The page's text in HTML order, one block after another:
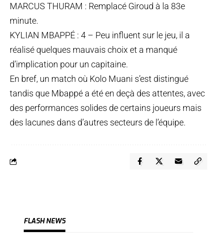
MARCUS THURAM : Remplacé Giroud à la 83e
minute.
KYLIAN MBAPPÉ : 4 – Peu influent sur le jeu, il a
réalisé quelques mauvais choix et a manqué
d’implication pour un capitaine.
En bref, un match où Kolo Muani s’est distingué
tandis que Mbappé a été en deçà des attentes, avec
des performances solides de certains joueurs mais
des lacunes dans d’autres secteurs de l’équipe.
FLASH NEWS